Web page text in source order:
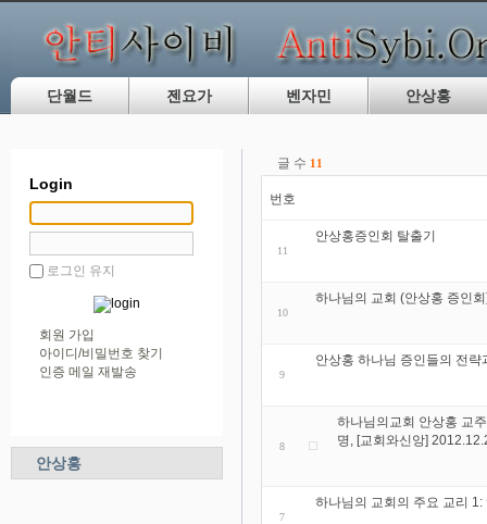
단월드 젠요가 벤자민 안상홍
Login
로그인 유지
회원 가입
아이디/비밀번호 찾기
인증 메일 재발송
안상홍
글 수 11
번호
11
안상홍증인회 탈출기
10
하나님의 교회 (안상홍 증인
9
안상홍 하나님 증인들의 전략
8
하나님의교회 안상홍 교
명, [교회와신앙]
7
하나님의 교회의 주요 교리 1: